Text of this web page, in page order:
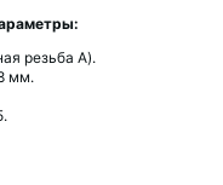
резьба A).
мм.